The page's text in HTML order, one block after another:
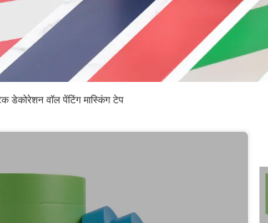
डेकोरेशन वॉल पेंटिंग मास्किंग टेप